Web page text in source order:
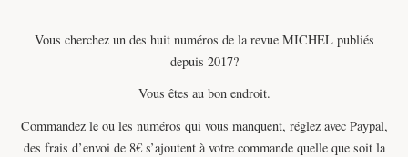
Vous cherchez un des huit numéros de la revue MICHEL publiés
depuis 2017?
Vous êtes au bon endroit.
Commandez le ou les numéros qui vous manquent, réglez avec Paypal,
des frais d’envoi de 8€ s’ajoutent à votre commande quelle que soit la